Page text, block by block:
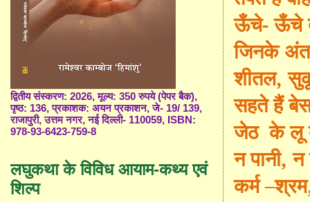
ऊँचे- ऊँचे
जिनके
शीतल,
सहते हैं
जेठ के लू
न पानी,
कर्म
द्वितीय संस्करण: 2026, मूल्य: 350 रुपये (पेपर बैक),
पृष्ठ: 136, प्रकाशक: अयन प्रकाशन, जे- 19/ 139,
राजापुरी, उत्तम नगर, नई दिल्ली- 110059, ISBN:
978-93-6423-759-8
लघुकथा के विविध आयाम-कथ्य एवं
शिल्प